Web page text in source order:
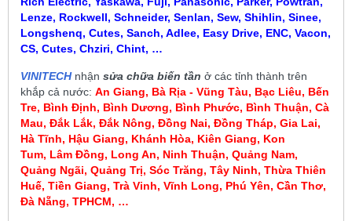
Lenze, Rockwell, Schneider, Senlan, Sew, Shihlin, Sinee,
Longshenq, Cutes, Sanch, Adlee, Easy Drive, ENC, Vacon,
CS, Cutes, Chziri, Chint, …
VINITECHnhận sửa chữa biến tần ở các tỉnh thành trên
khắp cả nước: An Giang, Bà Rịa - Vũng Tàu, Bạc Liêu, Bến
Tre, Bình Định, Bình Dương, Bình Phước, Bình Thuận, Cà
Mau, Đắk Lắk, Đắk Nông, Đồng Nai, Đồng Tháp, Gia Lai,
Hà Tĩnh, Hậu Giang, Khánh Hòa, Kiên Giang, Kon
Tum, Lâm Đồng, Long An, Ninh Thuận, Quảng Nam,
Quảng Ngãi, Quảng Trị, Sóc Trăng, Tây Ninh, Thừa Thiên
Huế, Tiền Giang, Trà Vinh, Vĩnh Long, Phú Yên, Cần Thơ,
Đà Nẵng, TPHCM, …